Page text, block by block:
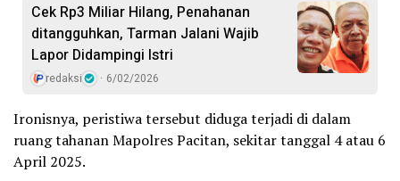
Cek Rp3 Miliar Hilang, Penahanan
ditangguhkan, Tarman Jalani Wajib
Lapor Didampingi Istri
redaksi 6/02/2026
Ironisnya, peristiwa tersebut diduga terjadi di dalam
ruang tahanan Mapolres Pacitan, sekitar tanggal 4 atau 6
April 2025.